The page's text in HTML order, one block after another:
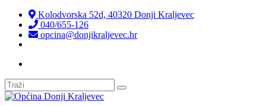
Kolodvorska 52d, 40320 Donji Kraljevec
040/655-126
opcina@donjikraljevec.hr